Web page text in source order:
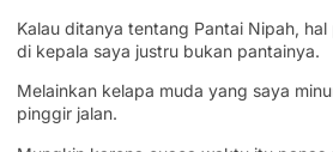
Kalau ditanya tentang Pantai Nipah,
di kepala saya justru bukan pantainya.
Melainkan kelapa muda yang saya
pinggir jalan.